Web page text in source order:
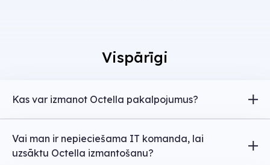
Vispārīgi
Kas var izmanot Octella pakalpojumus?
darbiniekiem/operatoriem, kuri izmantos sistēmu.
Vai man ir nepieciešama IT komanda, lai
uzsāktu Octella izmantošanu?